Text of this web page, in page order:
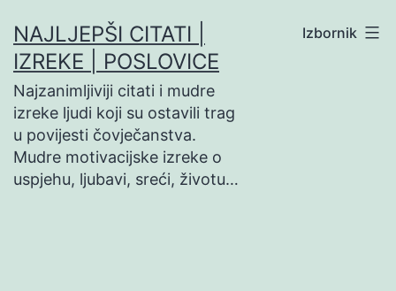
na
sadržaj
NAJLJEPŠI CITATI |
IZREKE | POSLOVICE
Najzanimljiviji citati i mudre
izreke ljudi koji su ostavili trag
u povijesti čovječanstva.
Mudre motivacijske izreke o
uspjehu, ljubavi, sreći, životu…
Izbornik